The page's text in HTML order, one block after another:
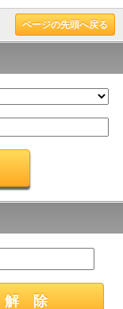
ページの先頭へ戻る